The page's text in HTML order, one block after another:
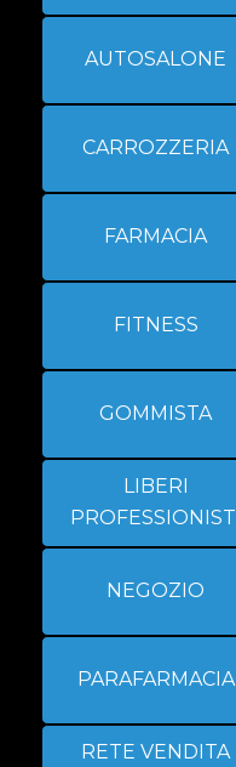
AUTOSALONE
CARROZZERIA
FARMACIA
FITNESS
GOMMISTA
LIBERI
PROFESSIONISTI
NEGOZIO
PARAFARMACIA
RETE VENDITA